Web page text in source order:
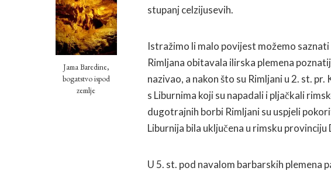
Jama Baredine,
bogatstvo ispod
zemlje
stupanj celzijusevih.
Istražimo li malo povijest možemo
Rimljana obitavala ilirska plemena
nazivao, a nakon što su Rimljani u 2. st.
s Liburnima koji su napadali i pljačkali
dugotrajnih borbi Rimljani su uspjeli
Liburnija bila uključena u rimsku provinciju
U 5. st. pod navalom barbarskih plemena